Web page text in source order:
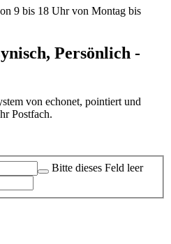
9 bis 18 Uhr von Montag bis
Persönlich -
von echonet, pointiert und
Postfach.
Bitte dieses Feld leer